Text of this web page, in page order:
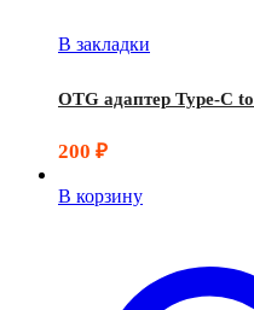
В закладки
OTG адаптер Type-C
200 ₽
В корзину